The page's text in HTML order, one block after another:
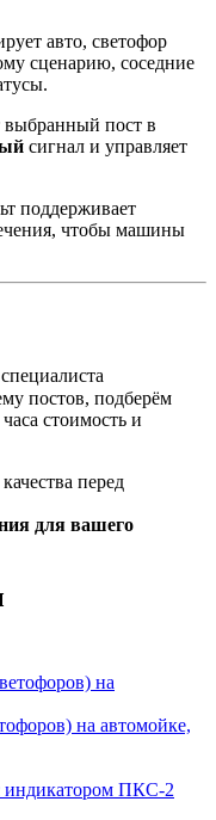
авто, светофор
сценарию, соседние
выбранный пост в
сигнал и управляет
поддерживает
чтобы машины
постов, подберём
стоимость и
перед
для вашего
на автомойке,